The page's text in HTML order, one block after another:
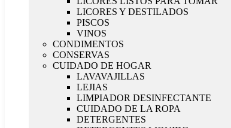
LICORES Y DESTILADOS
PISCOS
VINOS
CONDIMENTOS
CONSERVAS
CUIDADO DE HOGAR
LAVAVAJILLAS
LEJIAS
LIMPIADOR DESINFECTANTE
CUIDADO DE LA ROPA
DETERGENTES